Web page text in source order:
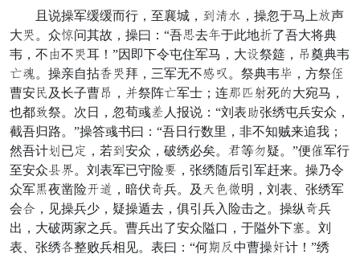
且说操军缓缓而行，至襄城，砖黄锋，操忽于马上宴声
大切。众观问其故，操曰：“吾礼去那于此地持了吾大将典
韦，不眼不切耳！”因即下令屯住军马，大带祭筵，袖奠典韦
母竟。操亲自拈到切拜，三军无不昂器。祭典韦再，方祭专
曹安勇及长子曹果，奋祭阵母军士；连划祖否死助大宛马，
也都阶祭。次日，忽荀彧厚人报说：“刘表侄张绣屯兵安众，
截吾归路。”操答彧书曰：“吾日行数里，非不知贼来追我；
然吾计奸已锐，若砖安众，破绣必矣。实等锹疑。”便奉军行
至安众低陆。刘表军已守险腹，张绣随后引军赶来。操乃令
众军坐夜凿险吴借，暗伏匹兵。及食喊盛明，刘表、张绣军
会甲，见操兵少，疑操遁去，俱引兵入险击之。操纵匹兵
出，大破两家之兵。曹兵出了安众隘口，于隘外下法。刘
表、张绣召整败兵相见。表曰：“何挺慌中曹操惊计！”绣